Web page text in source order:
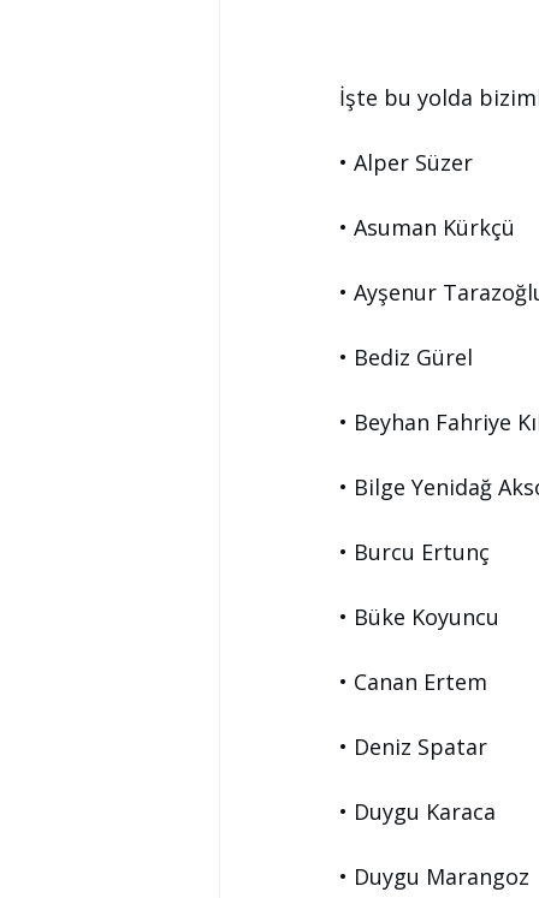
İşte bu yolda
• Alper Süzer
• Asuman Kürkçü
• Ayşenur
• Bediz Gürel
• Beyhan Fahriye
• Bilge Yenidağ
• Burcu Ertunç
• Büke Koyuncu
• Canan Ertem
• Deniz Spatar
• Duygu Karaca
• Duygu Marangoz